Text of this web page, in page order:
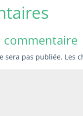
commentaire
sera pas publiée. Les